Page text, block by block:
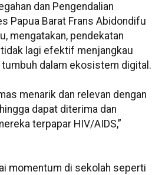
dan Pengendalian
Papua Barat Frans Abidondifu
mengatakan, pendekatan
lagi efektif menjangkau
dalam ekosistem digital.
menarik dan relevan dengan
dapat diterima dan
terpapar HIV/AIDS,”
momentum di sekolah seperti